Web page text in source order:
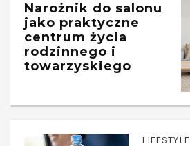
Narożnik do salonu
jako praktyczne
centrum życia
rodzinnego i
towarzyskiego
LIFESTYLE